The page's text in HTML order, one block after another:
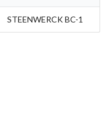
STEENWERCK BC-1